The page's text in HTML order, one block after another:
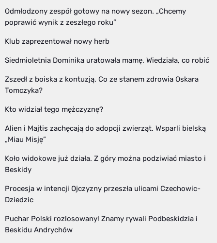
Odmłodzony zespół gotowy na nowy sezon. „Chcemy
poprawić wynik z zeszłego roku”
Klub zaprezentował nowy herb
Siedmioletnia Dominika uratowała mamę. Wiedziała, co robić
Zszedł z boiska z kontuzją. Co ze stanem zdrowia Oskara
Tomczyka?
Kto widział tego mężczyznę?
Alien i Majtis zachęcają do adopcji zwierząt. Wsparli bielską
„Miau Misję”
Koło widokowe już działa. Z góry można podziwiać miasto i
Beskidy
Procesja w intencji Ojczyzny przeszła ulicami Czechowic-
Dziedzic
Puchar Polski rozlosowany! Znamy rywali Podbeskidzia i
Beskidu Andrychów